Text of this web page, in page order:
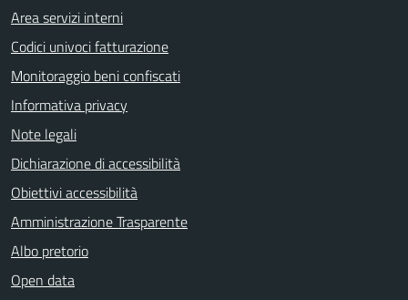
Area servizi interni
Codici univoci fatturazione
Monitoraggio beni confiscati
Informativa privacy
Note legali
Dichiarazione di accessibilità
Obiettivi accessibilità
Amministrazione Trasparente
Albo pretorio
Open data